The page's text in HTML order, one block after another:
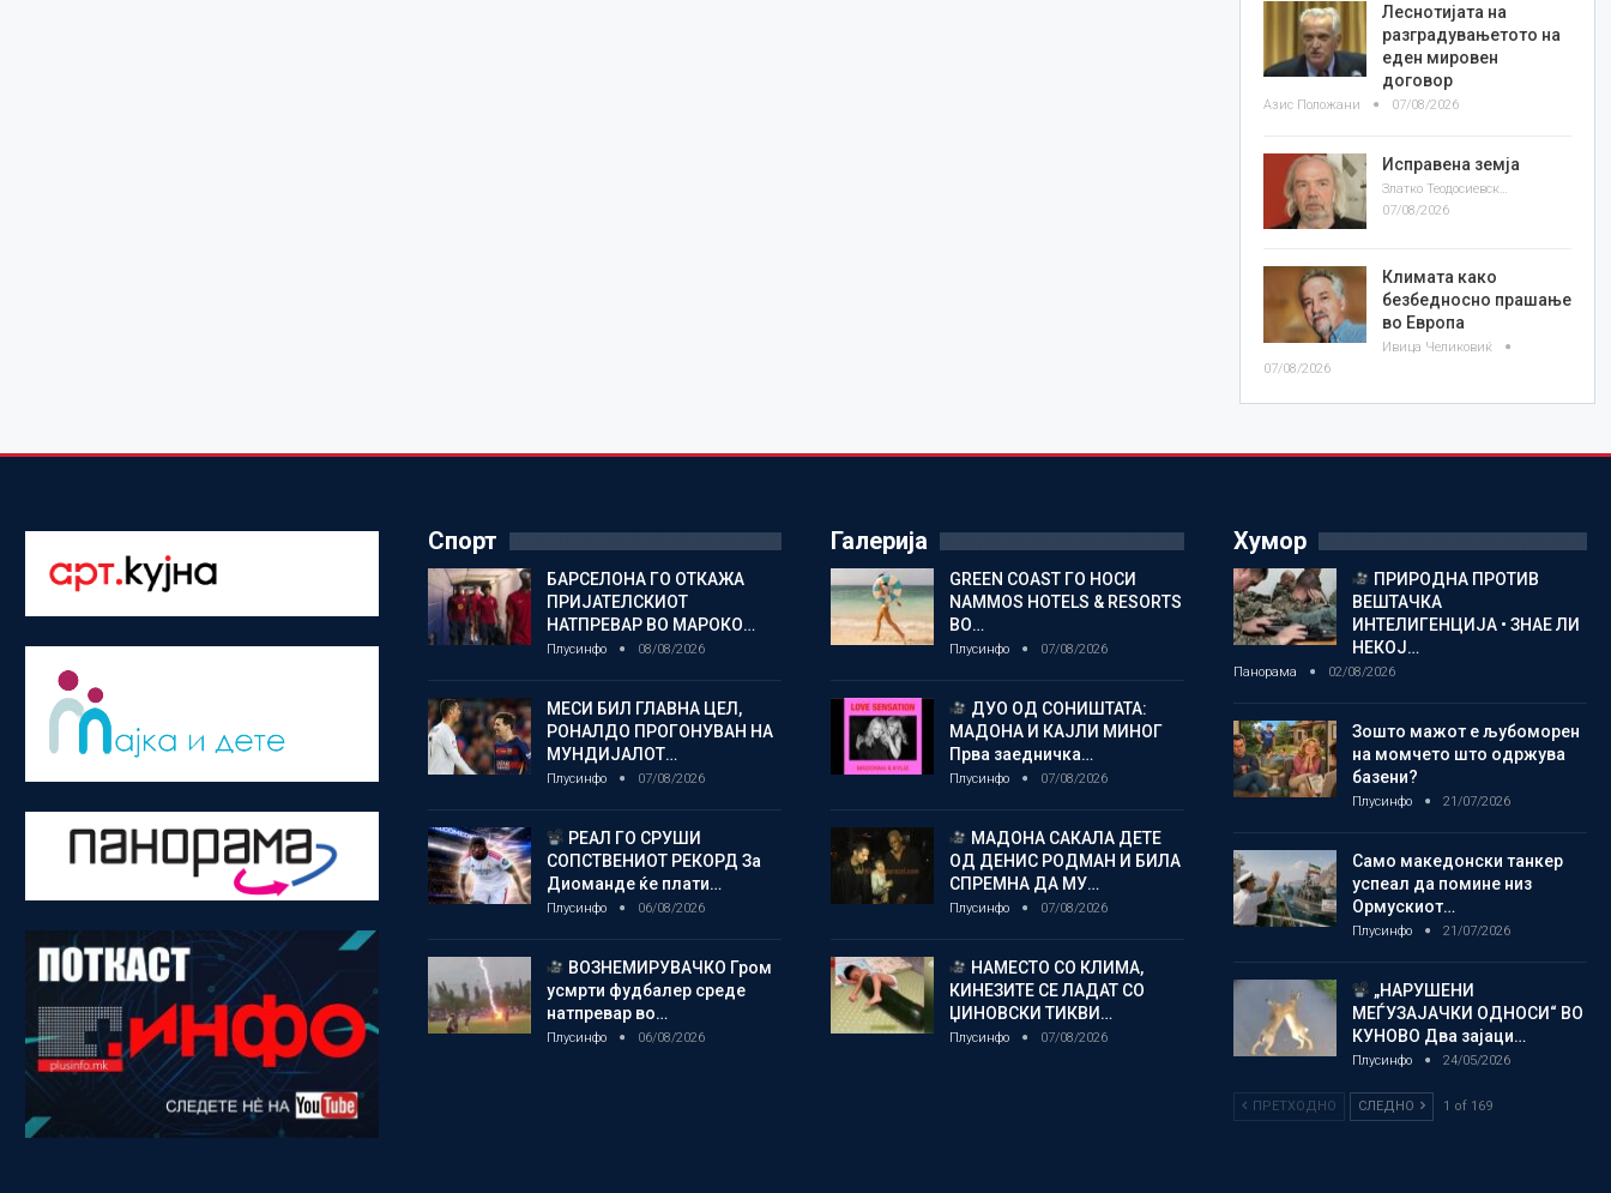
Леснотијата на
разградувањетото на
еден мировен
договор
Азис Положани 07/08/2026
Исправена земја
Златко Теодосиевски
07/08/2026
Климата како
безбедносно прашање
во Европа
Ивица Челиковиќ
07/08/2026
Спорт
БАРСЕЛОНА ГО ОТКАЖА
ПРИЈАТЕЛСКИОТ
НАТПРЕВАР ВО МАРОКО…
Плусинфо 08/08/2026
МЕСИ БИЛ ГЛАВНА ЦЕЛ,
РОНАЛДО ПРОГОНУВАН НА
МУНДИЈАЛОТ…
Плусинфо 07/08/2026
РЕАЛ ГО СРУШИ
СОПСТВЕНИОТ РЕКОРД За
Диоманде ќе плати…
Плусинфо 06/08/2026
ВОЗНЕМИРУВАЧКО Гром
усмрти фудбалер среде
натпревар во…
Плусинфо 06/08/2026
Галерија
GREEN COAST ГО НОСИ
NAMMOS HOTELS & RESORTS
ВО…
Плусинфо 07/08/2026
ДУО ОД СОНИШТАТА:
МАДОНА И КАЈЛИ МИНОГ
Прва заедничка…
Плусинфо 07/08/2026
МАДОНА САКАЛА ДЕТЕ
ОД ДЕНИС РОДМАН И БИЛА
СПРЕМНА ДА МУ…
Плусинфо 07/08/2026
НАМЕСТО СО КЛИМА,
КИНЕЗИТЕ СЕ ЛАДАТ СО
ЏИНОВСКИ ТИКВИ…
Плусинфо 07/08/2026
Хумор
ПРИРОДНА ПРОТИВ
ВЕШТАЧКА
ИНТЕЛИГЕНЦИЈА • ЗНАЕ ЛИ
НЕКОЈ…
Панорама 02/08/2026
Зошто мажот е љубоморен
на момчето што одржува
базени?
Плусинфо 21/07/2026
Само македонски танкер
успеал да помине низ
Ормускиот…
Плусинфо 21/07/2026
„НАРУШЕНИ
МЕЃУЗАЈАЧКИ ОДНОСИ“ ВО
КУНОВО Два зајаци…
Плусинфо 24/05/2026
ПРЕТХОДНО СЛЕДНО 1 of 169